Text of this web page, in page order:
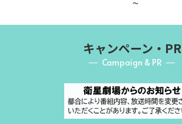
～
キャンペーン・PR
Campaign & PR